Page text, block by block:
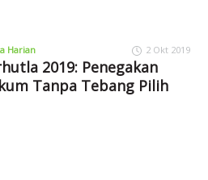
Harian 2 Okt 2019
2019: Penegakan
Tanpa Tebang Pilih